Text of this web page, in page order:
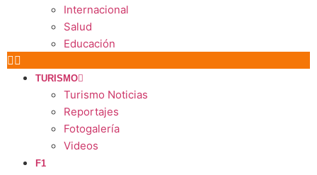
Internacional
Salud
Educación
TURISMO
Turismo Noticias
Reportajes
Fotogalería
Videos
F1